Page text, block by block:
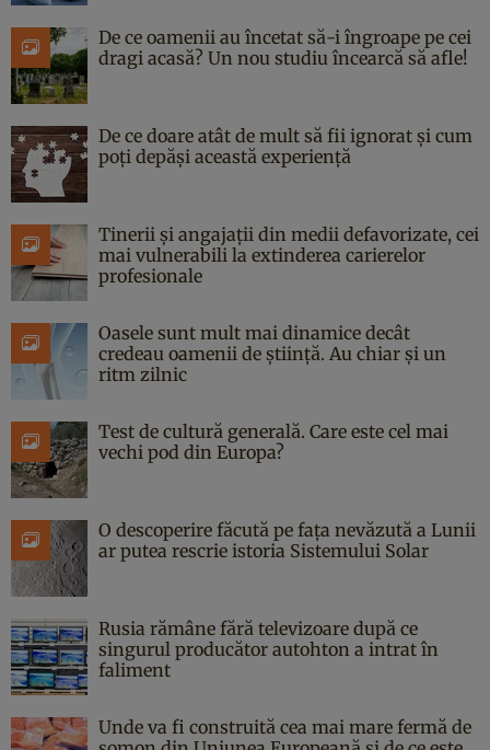
De ce oamenii au încetat să-i îngroape pe cei
dragi acasă? Un nou studiu încearcă să afle!
De ce doare atât de mult să fii ignorat și cum
poți depăși această experiență
Tinerii și angajații din medii defavorizate, cei
mai vulnerabili la extinderea carierelor
profesionale
Oasele sunt mult mai dinamice decât
credeau oamenii de știință. Au chiar și un
ritm zilnic
Test de cultură generală. Care este cel mai
vechi pod din Europa?
O descoperire făcută pe fața nevăzută a Lunii
ar putea rescrie istoria Sistemului Solar
Rusia rămâne fără televizoare după ce
singurul producător autohton a intrat în
faliment
Unde va fi construită cea mai mare fermă de